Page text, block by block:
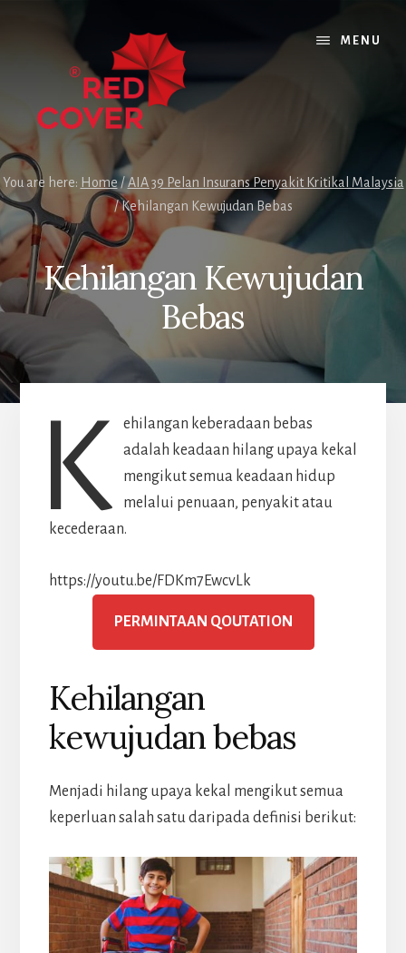
MENU
You are here: Home / AIA 39 Pelan Insurans Penyakit Kritikal Malaysia
/Kehilangan Kewujudan Bebas
Kehilangan Kewujudan
Bebas
K
ehilangan keberadaan bebas
adalah keadaan hilang upaya kekal
mengikut semua keadaan hidup
melalui penuaan, penyakit atau
kecederaan.
https://youtu.be/FDKm7EwcvLk
PERMINTAAN QOUTATION
Kehilangan
kewujudan bebas
Menjadi hilang upaya kekal mengikut semua
keperluan salah satu daripada definisi berikut: